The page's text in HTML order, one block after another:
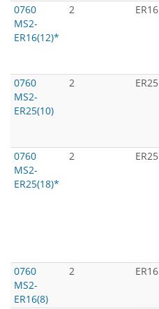
0760
MS2-
ER16(12)*
2 ER16
0760
MS2-
ER25(10)
2 ER25
0760
MS2-
ER25(18)*
2 ER25
0760
MS2-
ER16(8)
2 ER16